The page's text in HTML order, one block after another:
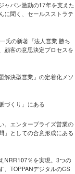
ャパン激動の17年を支えた
に聞く、セールスストラテ
氏の新著『法人営業 勝ち
顧客の意思決定プロセスを
解決型営業」の定着化メソ
づくり」にある
。エンタープライズ営業の
」としての合意形成にある
NRR107％を実現。3つの
、TOPPANデジタルのCS